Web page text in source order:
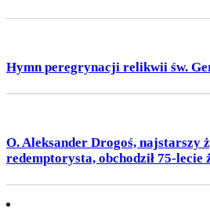
Hymn peregrynacji relikwii św.
O. Aleksander Drogoś, najstarszy
redemptorysta, obchodził 75-lecie